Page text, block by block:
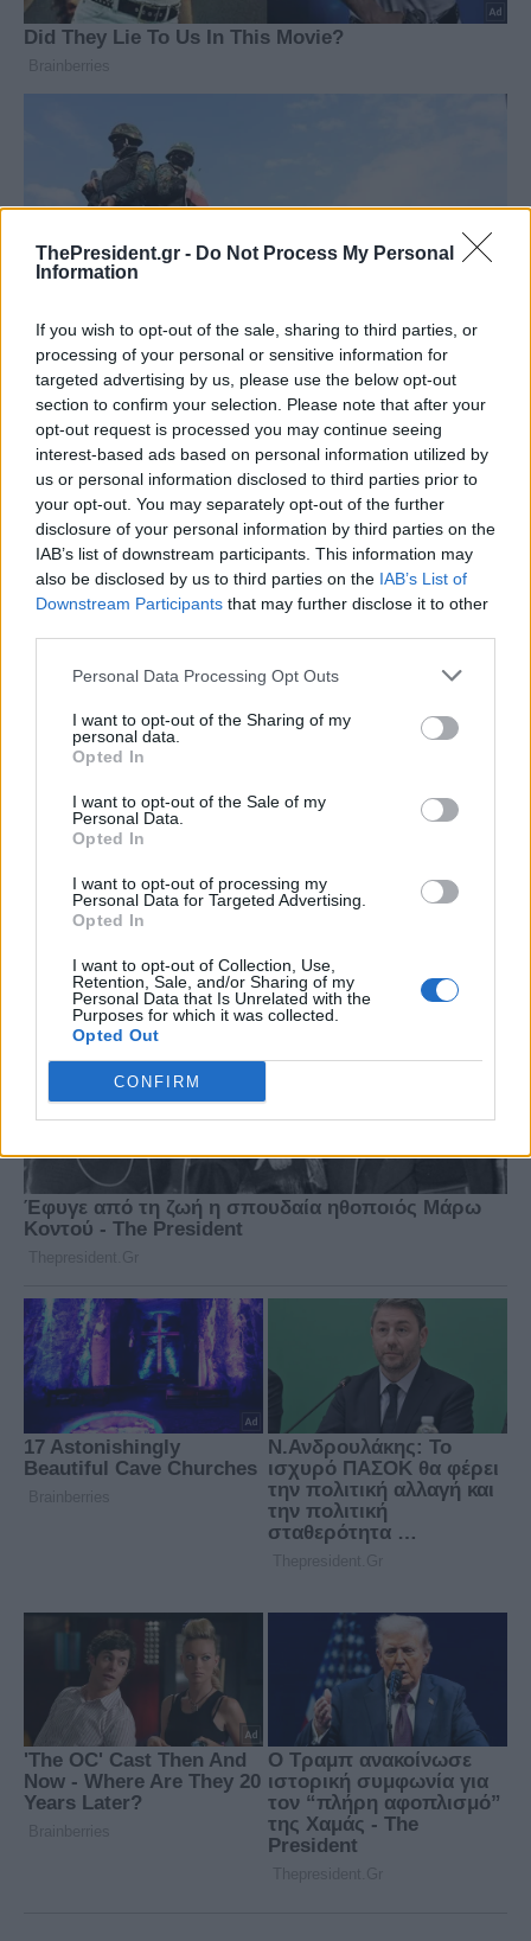
ThePresident.gr - Do Not Process My Personal
Information
If you wish to opt-out of the sale, sharing to third parties, or
processing of your personal or sensitive information for
targeted advertising by us, please use the below opt-out
section to confirm your selection. Please note that after your
opt-out request is processed you may continue seeing
interest-based ads based on personal information utilized by
us or personal information disclosed to third parties prior to
your opt-out. You may separately opt-out of the further
disclosure of your personal information by third parties on the
IAB’s list of downstream participants. This information may
also be disclosed by us to third parties on the IAB’s List of
Downstream Participants that may further disclose it to other
Personal Data Processing Opt Outs
I want to opt-out of the Sharing of my
personal data.
Opted In
I want to opt-out of the Sale of my
Personal Data.
Opted In
I want to opt-out of processing my
Personal Data for Targeted Advertising.
Opted In
I want to opt-out of Collection, Use,
Retention, Sale, and/or Sharing of my
Personal Data that Is Unrelated with the
Purposes for which it was collected.
Opted Out
CONFIRM